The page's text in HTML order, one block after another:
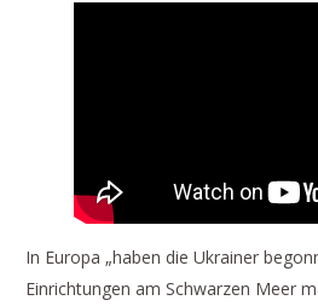
In Europa „haben die Ukrainer
Einrichtungen am Schwarzen Meer